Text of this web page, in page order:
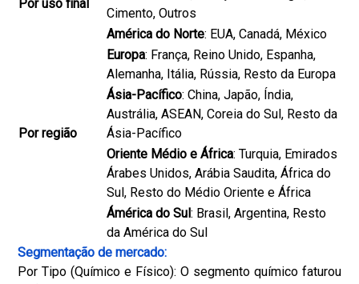
Por uso final
Cimento, Outros
Por região
América do Norte: EUA, Canadá, México
Europa: França, Reino Unido, Espanha,
Alemanha, Itália, Rússia, Resto da Europa
Ásia-Pacífico: China, Japão, Índia,
Austrália, ASEAN, Coreia do Sul, Resto da
Ásia-Pacífico
Oriente Médio e África: Turquia, Emirados
Árabes Unidos, Arábia Saudita, África do
Sul, Resto do Médio Oriente e África
Ámérica do Sul: Brasil, Argentina, Resto
da América do Sul
Segmentação de mercado:
Por Tipo (Químico e Físico): O segmento químico faturou